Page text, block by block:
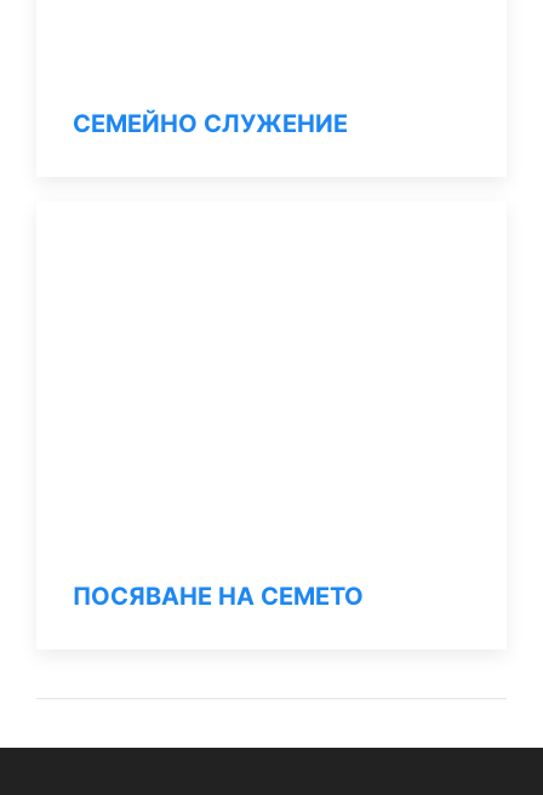
СЕМЕЙНО СЛУЖЕНИЕ
ПОСЯВАНЕ НА СЕМЕТО